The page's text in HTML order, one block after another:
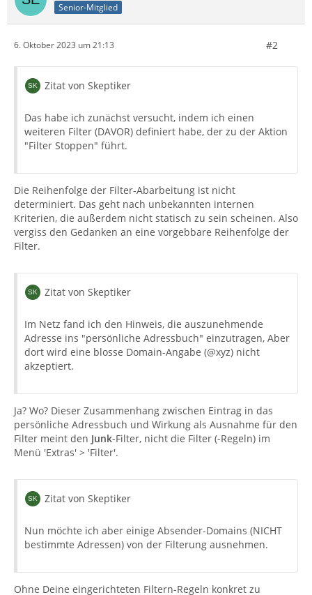
Senior-Mitglied
6. Oktober 2023 um 21:13 #2
Zitat von Skeptiker
Das habe ich zunächst versucht, indem ich einen
weiteren Filter (DAVOR) definiert habe, der zu der Aktion
"Filter Stoppen" führt.
Die Reihenfolge der Filter-Abarbeitung ist nicht
determiniert. Das geht nach unbekannten internen
Kriterien, die außerdem nicht statisch zu sein scheinen. Also
vergiss den Gedanken an eine vorgebbare Reihenfolge der
Filter.
Zitat von Skeptiker
Im Netz fand ich den Hinweis, die auszunehmende
Adresse ins "persönliche Adressbuch" einzutragen, Aber
dort wird eine blosse Domain-Angabe (@xyz) nicht
akzeptiert.
Ja? Wo? Dieser Zusammenhang zwischen Eintrag in das
persönliche Adressbuch und Wirkung als Ausnahme für den
Filter meint den Junk-Filter, nicht die Filter (-Regeln) im
Menü 'Extras' > 'Filter'.
Zitat von Skeptiker
Nun möchte ich aber einige Absender-Domains (NICHT
bestimmte Adressen) von der Filterung ausnehmen.
Ohne Deine eingerichteten Filtern-Regeln konkret zu